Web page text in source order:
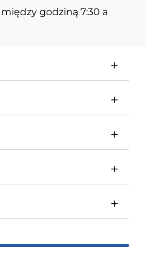
godziną 7:30 a